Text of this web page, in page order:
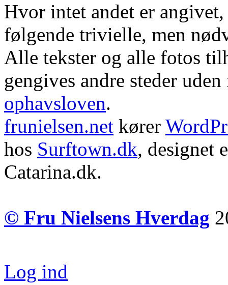
Hvor intet andet er
følgende trivielle, men
Alle tekster og alle fotos
gengives andre steder
ophavsloven.
frunielsen.net kører
hos Surftown.dk, designet
Catarina.dk.
© Fru Nielsens Hverdag
Log ind